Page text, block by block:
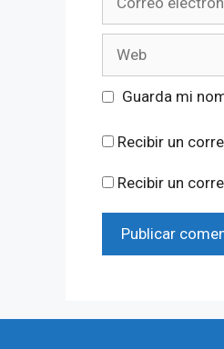
electrónico
Guarda mi
Recibir un
Recibir un